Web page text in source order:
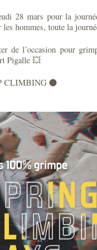
28 mars pour la
hommes, toute la
de l’occasion pour
Pigalle 💥
CLIMBING ⚫